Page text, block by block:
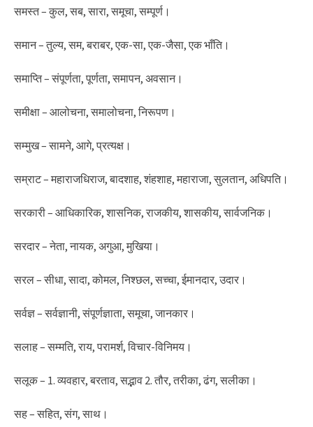
समस्त – कुल, सब, सारा, समूचा, सम्पूर्ण।
समान – तुल्य, सम, बराबर, एक-सा, एक-जैसा, एक भाँति।
समाप्ति – संपूर्णता, पूर्णता, समापन, अवसान।
समीक्षा – आलोचना, समालोचना, निरूपण।
सम्मुख – सामने, आगे, प्रत्यक्ष।
सम्राट – महाराजधिराज, बादशाह, शंहशाह, महाराजा, सुलतान, अधिपति।
सरकारी – आधिकारिक, शासनिक, राजकीय, शासकीय, सार्वजनिक।
सरदार – नेता, नायक, अगुआ, मुखिया।
सरल – सीधा, सादा, कोमल, निश्छल, सच्चा, ईमानदार, उदार।
सर्वज्ञ – सर्वज्ञानी, संपूर्णज्ञाता, समूचा, जानकार।
सलाह – सम्मति, राय, परामर्श, विचार-विनिमय।
सलूक – 1. व्यवहार, बरताव, सद्भाव 2. तौर, तरीका, ढंग, सलीका।
सह – सहित, संग, साथ।